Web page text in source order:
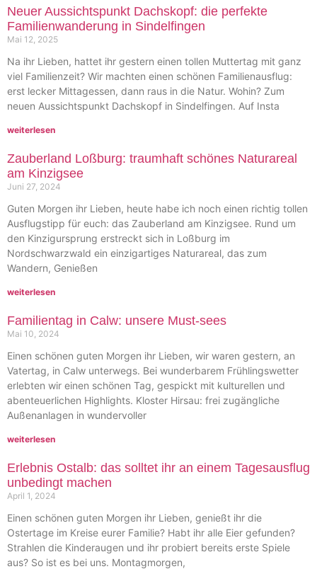
Neuer Aussichtspunkt Dachskopf: die perfekte
Familienwanderung in Sindelfingen
Mai 12, 2025
Na ihr Lieben, hattet ihr gestern einen tollen Muttertag mit ganz
viel Familienzeit? Wir machten einen schönen Familienausflug:
erst lecker Mittagessen, dann raus in die Natur. Wohin? Zum
neuen Aussichtspunkt Dachskopf in Sindelfingen. Auf Insta
weiterlesen
Zauberland Loßburg: traumhaft schönes Naturareal
am Kinzigsee
Juni 27, 2024
Guten Morgen ihr Lieben, heute habe ich noch einen richtig tollen
Ausflugstipp für euch: das Zauberland am Kinzigsee. Rund um
den Kinzigursprung erstreckt sich in Loßburg im
Nordschwarzwald ein einzigartiges Naturareal, das zum
Wandern, Genießen
weiterlesen
Familientag in Calw: unsere Must-sees
Mai 10, 2024
Einen schönen guten Morgen ihr Lieben, wir waren gestern, an
Vatertag, in Calw unterwegs. Bei wunderbarem Frühlingswetter
erlebten wir einen schönen Tag, gespickt mit kulturellen und
abenteuerlichen Highlights. Kloster Hirsau: frei zugängliche
Außenanlagen in wundervoller
weiterlesen
Erlebnis Ostalb: das solltet ihr an einem Tagesausflug
unbedingt machen
April 1, 2024
Einen schönen guten Morgen ihr Lieben, genießt ihr die
Ostertage im Kreise eurer Familie? Habt ihr alle Eier gefunden?
Strahlen die Kinderaugen und ihr probiert bereits erste Spiele
aus? So ist es bei uns. Montagmorgen,